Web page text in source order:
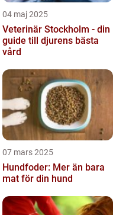
04 maj 2025
Veterinär Stockholm - din
guide till djurens bästa
vård
07 mars 2025
Hundfoder: Mer än bara
mat för din hund